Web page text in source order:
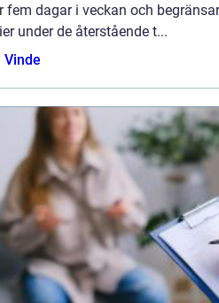
fem dagar i veckan och
under de återstående t...
Vinde